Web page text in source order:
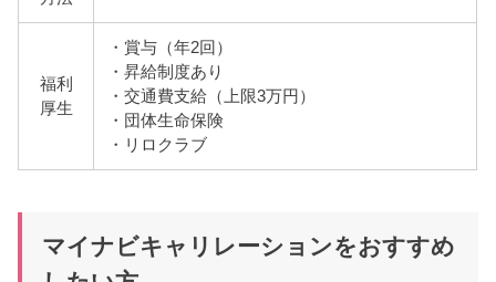
福利
厚生
・賞与（年2回）
・昇給制度あり
・交通費支給（上限3万円）
・団体生命保険
・リロクラブ
マイナビキャリレーションをおすすめ